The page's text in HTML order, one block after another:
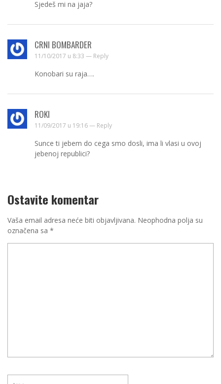
Sjedeš mi na jaja?
CRNI BOMBARDER
11/10/2017 u 8:33 — Reply
Konobari su raja….
ROKI
11/09/2017 u 19:16 — Reply
Sunce ti jebem do cega smo dosli, ima li vlasi u ovoj
jebenoj republici?
Ostavite komentar
Vaša email adresa neće biti objavljivana. Neophodna polja su
označena sa *